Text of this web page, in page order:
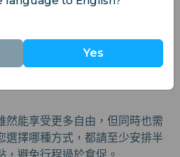
各種交通方式的優缺點。導覽團
然能享受更多自由，但同時也需
選擇哪種方式，都請至少安排半
，避免行程過於倉促。
Yes